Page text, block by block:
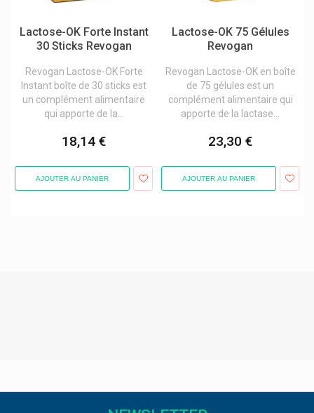
Sebamed Produits
Sejoy
Semed
Sidroga Tisanes
Lactose-OK Forte Instant
30 Sticks Revogan
Revogan Lactose-OK Forte
Instant boîte de 30 sticks est
un complément alimentaire
qui apporte de la...
18,14 €
AJOUTER AU PANIER
Lactose-OK 75 Gélules
Revogan
Revogan Lactose-OK en boîte
de 75 gélules est un
complément alimentaire qui
apporte de la lactase...
23,30 €
AJOUTER AU PANIER